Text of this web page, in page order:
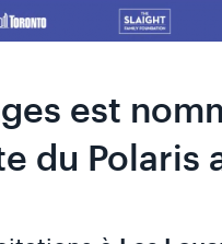
est
du Polaris